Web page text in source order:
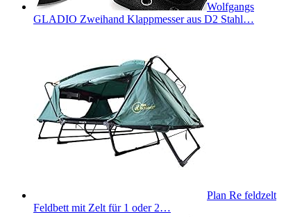
Wolfgangs
GLADIO Zweihand Klappmesser aus D2 Stahl…
Plan Re feldzelt
Feldbett mit Zelt für 1 oder 2…